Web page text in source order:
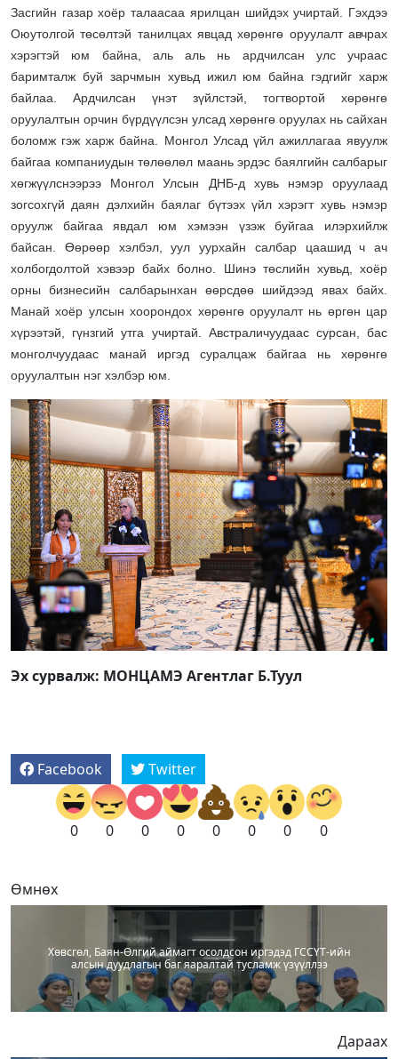
Засгийн газар хоёр талаасаа ярилцан шийдэх учиртай. Гэхдээ
Оюутолгой төсөлтэй танилцах явцад хөрөнгө оруулалт авчрах
хэрэгтэй юм байна, аль аль нь ардчилсан улс учраас
баримталж буй зарчмын хувьд ижил юм байна гэдгийг харж
байлаа. Ардчилсан үнэт зүйлстэй, тогтвортой хөрөнгө
оруулалтын орчин бүрдүүлсэн улсад хөрөнгө оруулах нь сайхан
боломж гэж харж байна. Монгол Улсад үйл ажиллагаа явуулж
байгаа компаниудын төлөөлөл маань эрдэс баялгийн салбарыг
хөгжүүлснээрээ Монгол Улсын ДНБ-д хувь нэмэр оруулаад
зогсохгүй даян дэлхийн баялаг бүтээх үйл хэрэгт хувь нэмэр
оруулж байгаа явдал юм хэмээн үзэж буйгаа илэрхийлж
байсан. Өөрөөр хэлбэл, уул уурхайн салбар цаашид ч ач
холбогдолтой хэвээр байх болно. Шинэ төслийн хувьд, хоёр
орны бизнесийн салбарынхан өөрсдөө шийдээд явах байх.
Манай хоёр улсын хоорондох хөрөнгө оруулалт нь өргөн цар
хүрээтэй, гүнзгий утга учиртай. Австраличуудаас сурсан, бас
монголчуудаас манай иргэд суралцаж байгаа нь хөрөнгө
оруулалтын нэг хэлбэр юм.
Эх сурвалж: МОНЦАМЭ Агентлаг Б.Туул
Facebook Twitter
0 0 0 0 0 0 0 0
Өмнөх
Хөвсгөл, Баян-Өлгий аймагт осолдсон иргэдэд ГССҮТ-ийн
алсын дуудлагын баг яаралтай тусламж үзүүллээ
Дараах